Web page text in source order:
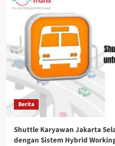
Berita
Shuttle Karyawan Jakarta
dengan Sistem Hybrid